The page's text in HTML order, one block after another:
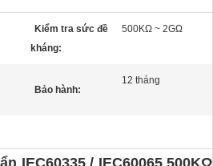
Kiểm tra sức đề
kháng:
500KΩ ~ 2GΩ
Bảo hành:
12 tháng
IEC60335 / IEC60065 500KΩ